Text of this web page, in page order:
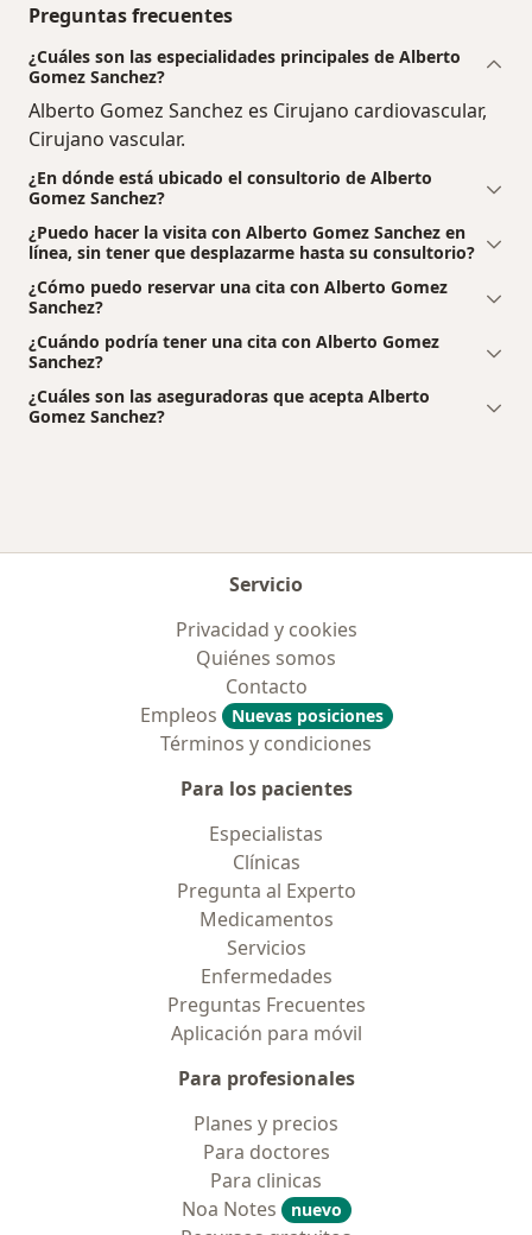
Preguntas frecuentes
¿Cuáles son las especialidades principales de Alberto
Gomez Sanchez?
Alberto Gomez Sanchez es Cirujano cardiovascular,
Cirujano vascular.
¿En dónde está ubicado el consultorio de Alberto
Gomez Sanchez?
¿Puedo hacer la visita con Alberto Gomez Sanchez en
línea, sin tener que desplazarme hasta su consultorio?
¿Cómo puedo reservar una cita con Alberto Gomez
Sanchez?
¿Cuándo podría tener una cita con Alberto Gomez
Sanchez?
¿Cuáles son las aseguradoras que acepta Alberto
Gomez Sanchez?
Servicio
Privacidad y cookies
Quiénes somos
Contacto
Empleos
Nuevas posiciones
Términos y condiciones
Para los pacientes
Especialistas
Clínicas
Pregunta al Experto
Medicamentos
Servicios
Enfermedades
Preguntas Frecuentes
Aplicación para móvil
Para profesionales
Planes y precios
Para doctores
Para clinicas
Noa Notes
nuevo